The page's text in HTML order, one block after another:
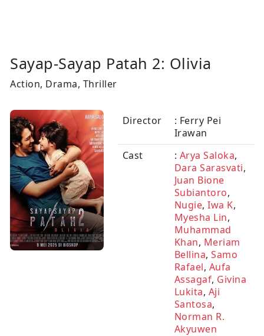
Sayap-Sayap Patah 2: Olivia
Action, Drama, Thriller
Director
: Ferry Pei
Irawan
Cast
: Arya Saloka,
Dara Sarasvati,
Juan Bione
Subiantoro,
Nugie, Iwa K,
Myesha Lin,
Muhammad
Khan, Meriam
Bellina, Samo
Rafael, Aufa
Assagaf, Givina
Lukita, Aji
Santosa,
Norman R.
Akyuwen